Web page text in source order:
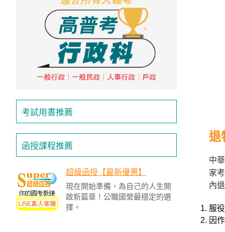
考試用書推薦
函授課程推薦
超級函授【最新優惠】
現在開始準備，為自己的人生開
啟新篇章！公職國營最穩定的選
擇。
退
中
家
內
服
因